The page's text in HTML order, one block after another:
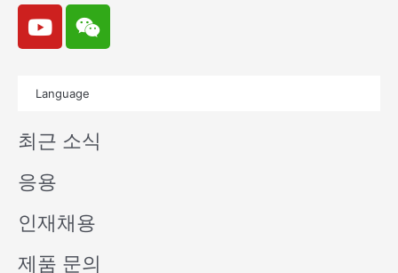
Y
o
u
e
W
e
i
n
Language
최근 소식
응용
인재채용
제품 문의